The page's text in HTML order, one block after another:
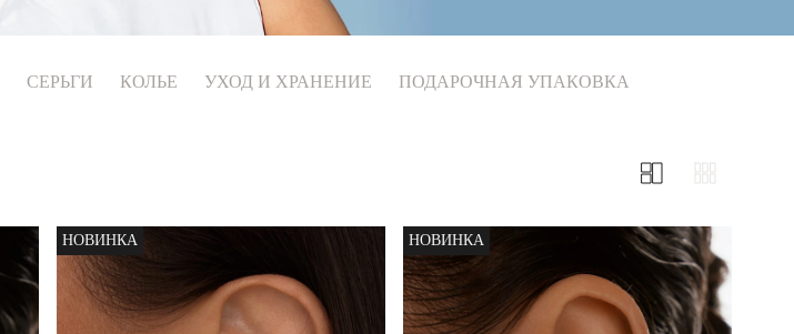
СЕРЬГИ КОЛЬЕ УХОД И ХРАНЕНИЕ ПОДАРОЧНАЯ УПАКОВКА
НОВИНКА НОВИНКА